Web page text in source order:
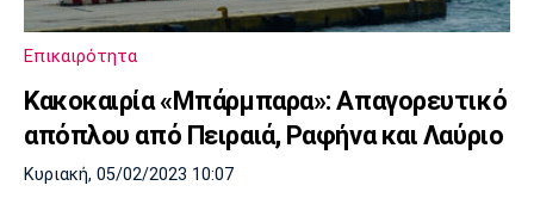
Επικαιρότητα
Κακοκαιρία «Μπάρμπαρα»: Απαγορευτικό
απόπλου από Πειραιά, Ραφήνα και Λαύριο
Κυριακή, 05/02/2023 10:07